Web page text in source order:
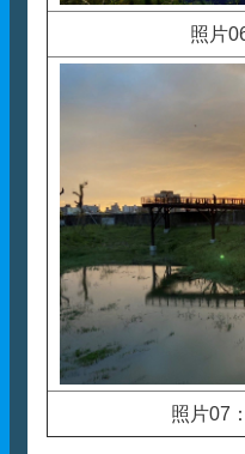
照片
照片07